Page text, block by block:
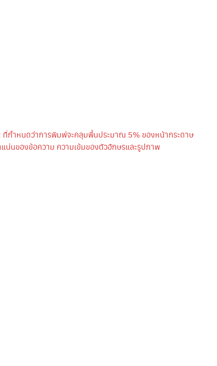
กำหนดว่าการพิมพ์จะคลุมพื้นประมาณ 5% ของหน้ากระดาษ
นของข้อความ ความเข้มของตัวอักษรและรูปภาพ